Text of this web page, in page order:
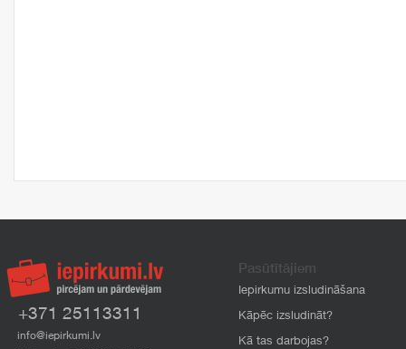
+371 25113311
info@iepirkumi.lv
Pasūtītājiem
Iepirkumu izsludināšana
Kāpēc izsludināt?
Kā tas darbojas?